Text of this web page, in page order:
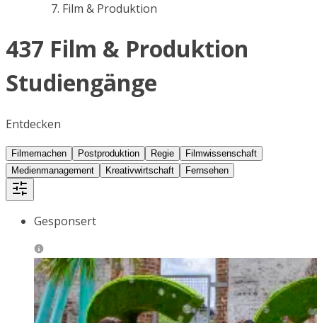
Film & Produktion
437 Film & Produktion
Studiengänge
Entdecken
Filmemachen Postproduktion Regie
Filmwissenschaft
Medienmanagement
Kreativwirtschaft Fernsehen
Gesponsert